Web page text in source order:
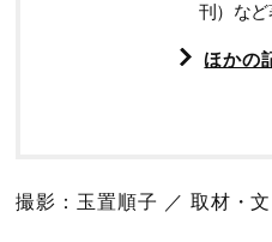
刊）な
ほかの
撮影：玉置順子 ／ 取材・